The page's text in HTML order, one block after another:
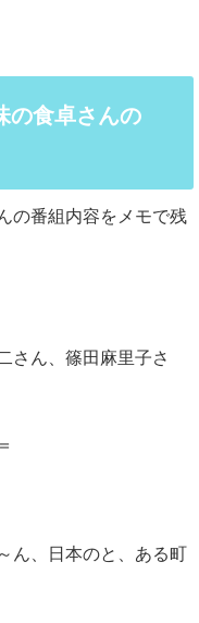
の食卓さんの
の番組内容をメモで残
さん、篠田麻里子さ
ん、日本のと、ある町